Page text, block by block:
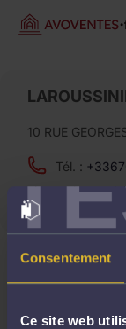
Consentement
Ce site web
10 RUE
Tél. :
Ventes à venir